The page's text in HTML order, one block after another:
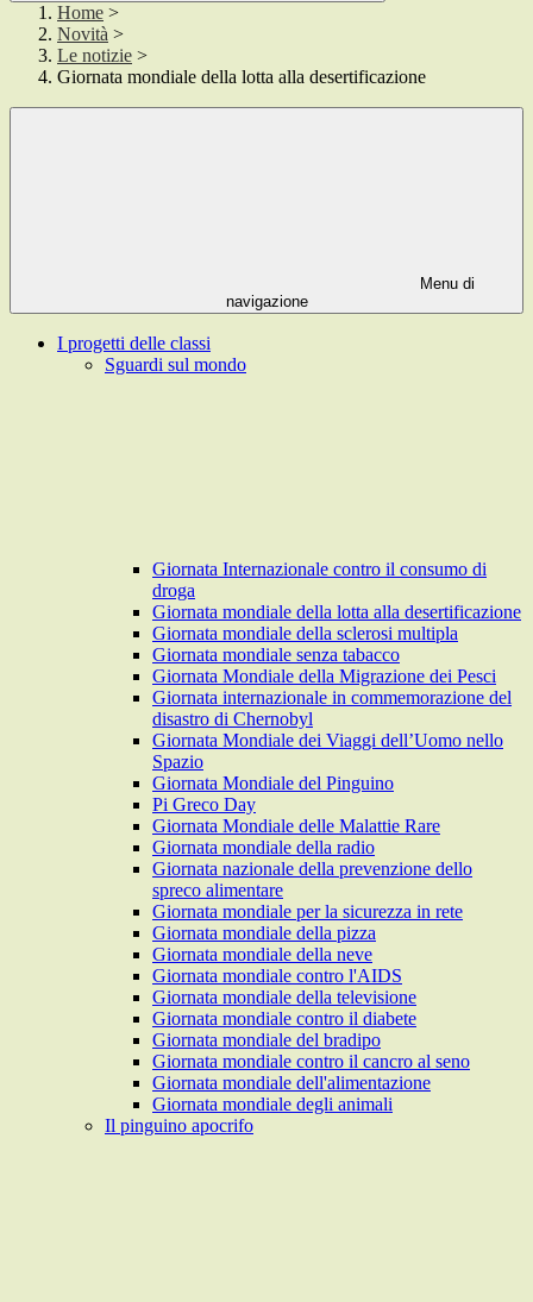
Home >
Novità >
Le notizie >
Giornata mondiale della lotta alla desertificazione
Menu di
navigazione
I progetti delle classi
Sguardi sul mondo
Giornata Internazionale contro il consumo di
droga
Giornata mondiale della lotta alla desertificazione
Giornata mondiale della sclerosi multipla
Giornata mondiale senza tabacco
Giornata Mondiale della Migrazione dei Pesci
Giornata internazionale in commemorazione del
disastro di Chernobyl
Giornata Mondiale dei Viaggi dell’Uomo nello
Spazio
Giornata Mondiale del Pinguino
Pi Greco Day
Giornata Mondiale delle Malattie Rare
Giornata mondiale della radio
Giornata nazionale della prevenzione dello
spreco alimentare
Giornata mondiale per la sicurezza in rete
Giornata mondiale della pizza
Giornata mondiale della neve
Giornata mondiale contro l'AIDS
Giornata mondiale della televisione
Giornata mondiale contro il diabete
Giornata mondiale del bradipo
Giornata mondiale contro il cancro al seno
Giornata mondiale dell'alimentazione
Giornata mondiale degli animali
Il pinguino apocrifo